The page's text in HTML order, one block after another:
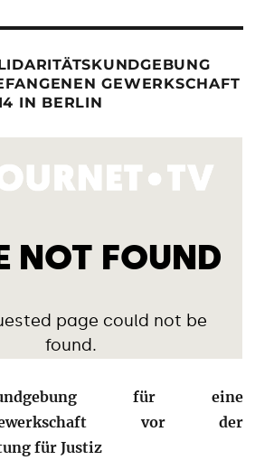
GEWERKSCHAFT
IN BERLIN
für eine
vor der
für Justiz